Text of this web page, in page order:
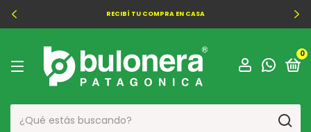
RECIBÍ TU COMPRA EN CASA
0